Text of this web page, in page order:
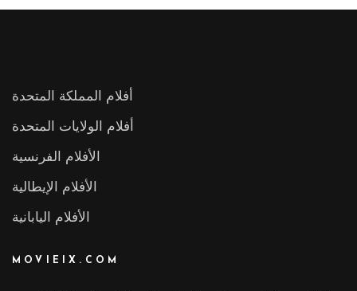
أفلام المملكة المتحدة
أفلام الولايات المتحدة
الأفلام الفرنسية
الأفلام الإيطالية
الأفلام اليابانية
MOVIEIX.COM